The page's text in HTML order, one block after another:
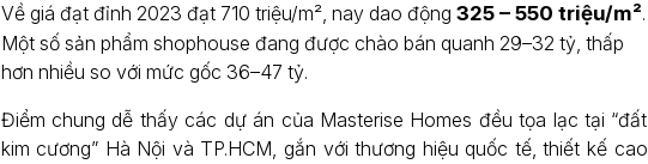
Về giá đạt đỉnh 2023 đạt 710 triệu/m², nay dao động 325 – 550 triệu/m².
Một số sản phẩm shophouse đang được chào bán quanh 29–32 tỷ, thấp
hơn nhiều so với mức gốc 36–47 tỷ.
Điểm chung dễ thấy các dự án của Masterise Homes đều tọa lạc tại “đất
kim cương” Hà Nội và TP.HCM, gắn với thương hiệu quốc tế, thiết kế cao